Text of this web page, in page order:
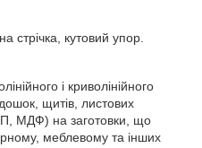
стрічка, кутовий упор.
і криволінійного
щитів, листових
МДФ) на заготовки, що
меблевому та інших